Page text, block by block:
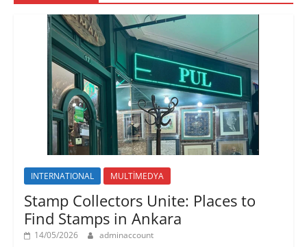
INTERNATIONAL MULTİMEDYA
Stamp Collectors Unite: Places to
Find Stamps in Ankara
14/05/2026 adminaccount